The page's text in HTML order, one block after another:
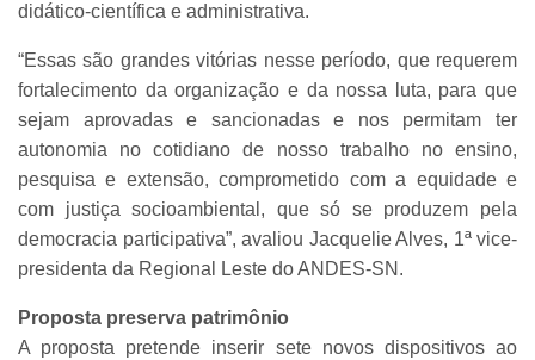
didático-científica e administrativa.
“Essas são grandes vitórias nesse período, que requerem
fortalecimento da organização e da nossa luta, para que
sejam aprovadas e sancionadas e nos permitam ter
autonomia no cotidiano de nosso trabalho no ensino,
pesquisa e extensão, comprometido com a equidade e
com justiça socioambiental, que só se produzem pela
democracia participativa”, avaliou Jacquelie Alves, 1ª vice-
presidenta da Regional Leste do ANDES-SN.
Proposta preserva patrimônio
A proposta pretende inserir sete novos dispositivos ao